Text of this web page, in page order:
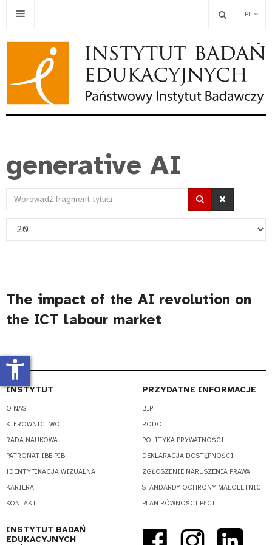
PL
generative AI
Wprowadź
tytułu
Pokaż
The impact of the AI revolution on
the ICT labour market
INSTYTUT
O NAS
KIEROWNICTWO
RADA NAUKOWA
PATRONAT IBE PIB
IDENTYFIKACJA WIZUALNA
KARIERA
KONTAKT
PRZYDATNE INFORMACJE
BIP
RODO
POLITYKA PRYWATNOŚCI
DEKLARACJA DOSTĘPNOŚCI
ZGŁOSZENIE NARUSZENIA PRAWA
STANDARDY OCHRONY MAŁOLETNICH
PLAN RÓWNOŚCI PŁCI
INSTYTUT BADAŃ
EDUKACYJNYCH
accessibility_new